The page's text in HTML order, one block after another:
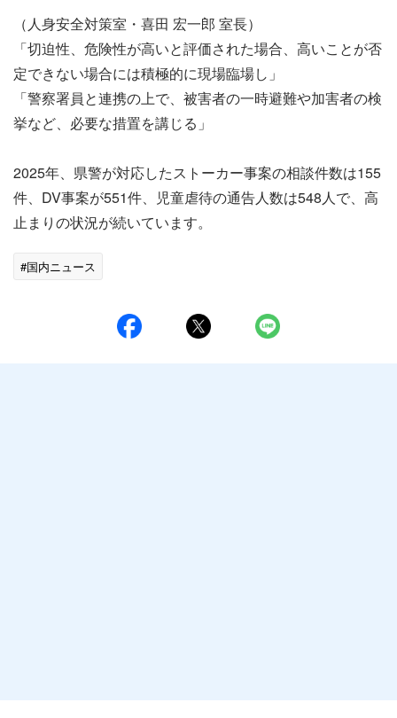
（人身安全対策室・喜田 宏一郎 室長）
「切迫性、危険性が高いと評価された場合、高いことが否
定できない場合には積極的に現場臨場し」
「警察署員と連携の上で、被害者の一時避難や加害者の検
挙など、必要な措置を講じる」
2025年、県警が対応したストーカー事案の相談件数は155
件、DV事案が551件、児童虐待の通告人数は548人で、高
止まりの状況が続いています。
#国内ニュース